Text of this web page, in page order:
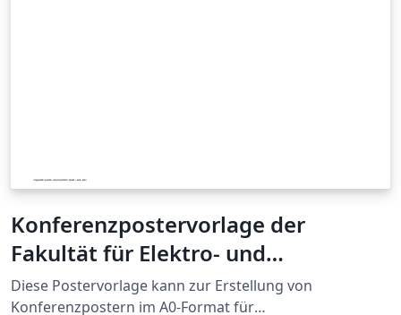
Konferenzpostervorlage der
Fakultät für Elektro- und
Informationstechnik an der Otto-
Diese Postervorlage kann zur Erstellung von
Konferenzpostern im A0-Format für